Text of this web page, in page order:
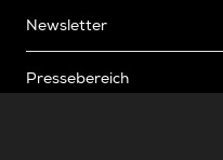
Newsletter
Pressebereich